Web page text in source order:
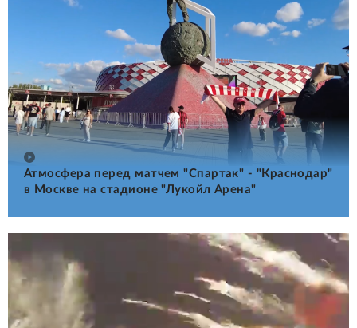
Атмосфера перед матчем "Спартак" - "Краснодар"
в Москве на стадионе "Лукойл Арена"